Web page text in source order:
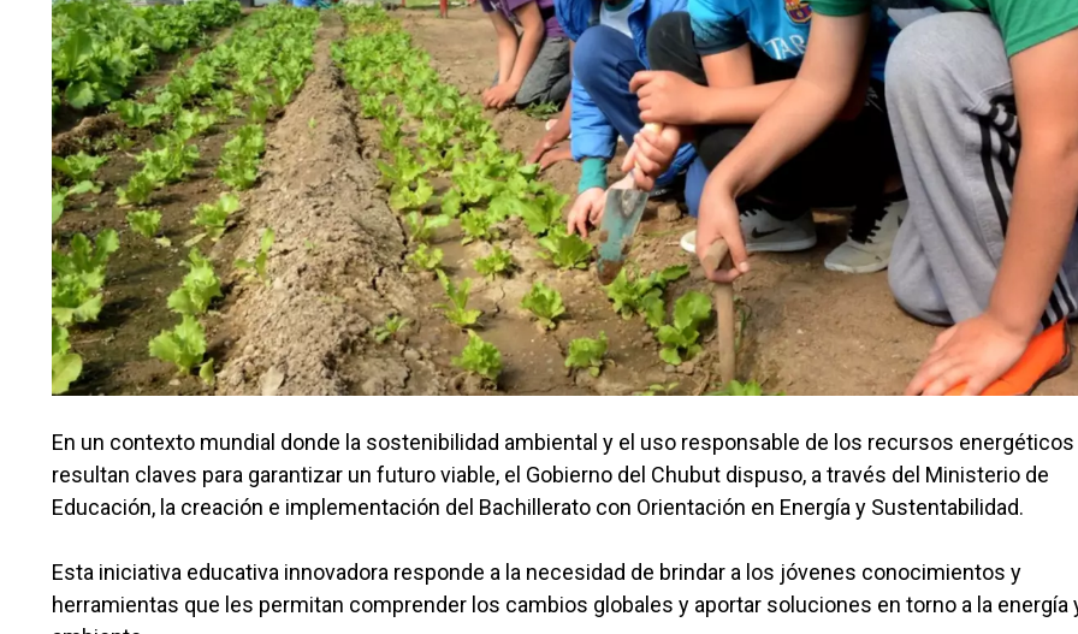
En un contexto mundial donde la sostenibilidad ambiental y el uso responsable de los recursos energéticos
resultan claves para garantizar un futuro viable, el Gobierno del Chubut dispuso, a través del Ministerio de
Educación, la creación e implementación del Bachillerato con Orientación en Energía y Sustentabilidad.
Esta iniciativa educativa innovadora responde a la necesidad de brindar a los jóvenes conocimientos y
herramientas que les permitan comprender los cambios globales y aportar soluciones en torno a la energía